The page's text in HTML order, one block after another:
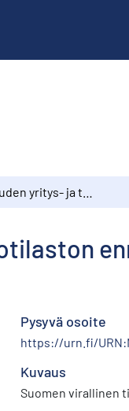
Pysyvä osoite
https://urn.fi/
Kuvaus
Suomen virallinen